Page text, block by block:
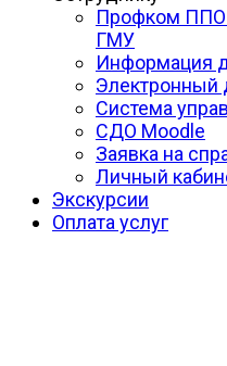
Профком ППО
ГМУ
Информация
Электронный
Система
СДО Moodle
Заявка на
Личный
Экскурсии
Оплата услуг